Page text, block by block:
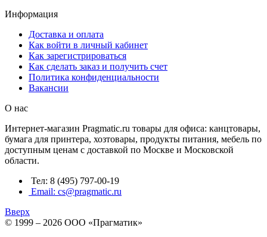
Информация
Доставка и оплата
Как войти в личный кабинет
Как зарегистрироваться
Как сделать заказ и получить счет
Политика конфиденциальности
Вакансии
О нас
Интернет-магазин Pragmatic.ru товары для офиса: канцтовары,
бумага для принтера, хозтовары, продукты питания, мебель по
доступным ценам с доставкой по Москве и Московской
области.
Тел: 8 (495) 797-00-19
Email: cs@pragmatic.ru
Вверх
© 1999 – 2026 ООО «Прагматик»